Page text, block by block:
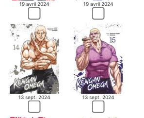
19 avril 2024 19 avril 2024
13 sept. 2024 13 sept. 2024